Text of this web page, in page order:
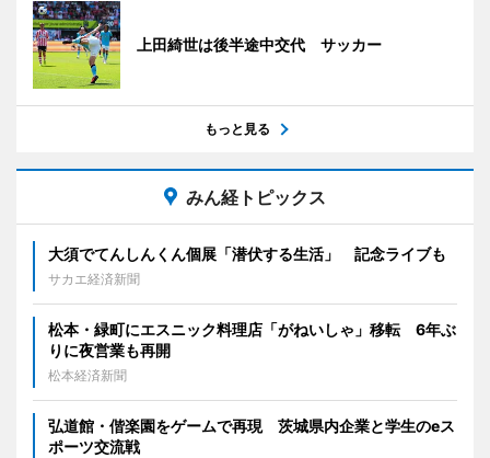
上田綺世は後半途中交代 サッカー
もっと見る
みん経トピックス
大須でてんしんくん個展「潜伏する生活」 記念ライブも
サカエ経済新聞
松本・緑町にエスニック料理店「がねいしゃ」移転 6年ぶ
りに夜営業も再開
松本経済新聞
弘道館・偕楽園をゲームで再現 茨城県内企業と学生のeス
ポーツ交流戦